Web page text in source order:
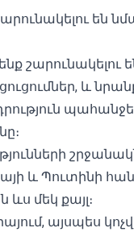
են
շարունակելու
և
և Պուտինի
մեկ քայլ։
այսպես